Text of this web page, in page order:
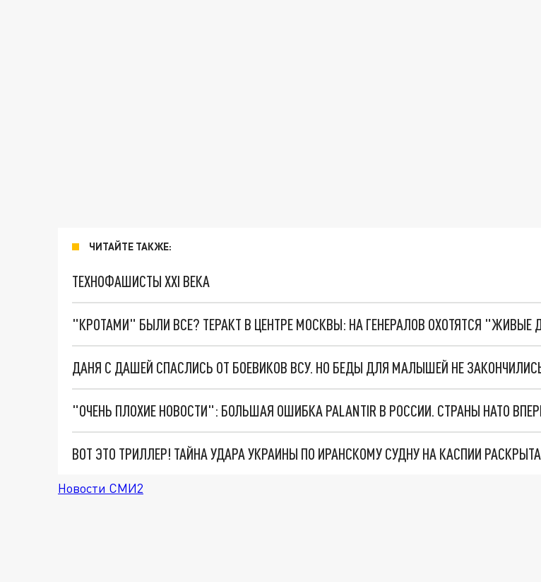
ЧИТАЙТЕ ТАКЖЕ:
ТЕХНОФАШИСТЫ XXI ВЕКА
"КРОТАМИ" БЫЛИ ВСЕ? ТЕРАКТ В ЦЕНТРЕ МОСКВЫ: НА ГЕНЕРАЛОВ ОХОТЯТСЯ "ЖИВЫЕ
ДАНЯ С ДАШЕЙ СПАСЛИСЬ ОТ БОЕВИКОВ ВСУ. НО БЕДЫ ДЛЯ МАЛЫШЕЙ НЕ
ВОТ ЭТО ТРИЛЛЕР! ТАЙНА УДАРА УКРАИНЫ ПО ИРАНСКОМУ СУДНУ НА КАСПИИ РАСКРЫТА
Новости СМИ2